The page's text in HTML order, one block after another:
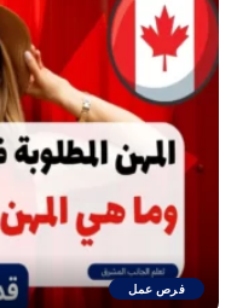
فرص عمل